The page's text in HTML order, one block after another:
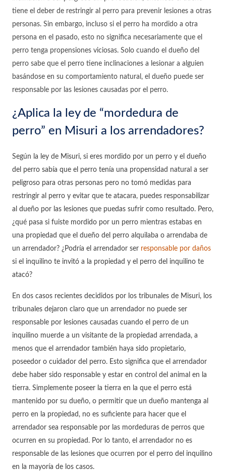
tiene el deber de restringir al perro para prevenir lesiones a otras
personas. Sin embargo, incluso si el perro ha mordido a otra
persona en el pasado, esto no significa necesariamente que el
perro tenga propensiones viciosas. Solo cuando el dueño del
perro sabe que el perro tiene inclinaciones a lesionar a alguien
basándose en su comportamiento natural, el dueño puede ser
responsable por las lesiones causadas por el perro.
¿Aplica la ley de “mordedura de
perro” en Misuri a los arrendadores?
Según la ley de Misuri, si eres mordido por un perro y el dueño
del perro sabía que el perro tenía una propensidad natural a ser
peligroso para otras personas pero no tomó medidas para
restringir al perro y evitar que te atacara, puedes responsabilizar
al dueño por las lesiones que puedas sufrir como resultado. Pero,
¿qué pasa si fuiste mordido por un perro mientras estabas en
una propiedad que el dueño del perro alquilaba o arrendaba de
un arrendador? ¿Podría el arrendador ser responsable por daños
si el inquilino te invitó a la propiedad y el perro del inquilino te
atacó?
En dos casos recientes decididos por los tribunales de Misuri, los
tribunales dejaron claro que un arrendador no puede ser
responsable por lesiones causadas cuando el perro de un
inquilino muerde a un visitante de la propiedad arrendada, a
menos que el arrendador también haya sido propietario,
poseedor o cuidador del perro. Esto significa que el arrendador
debe haber sido responsable y estar en control del animal en la
tierra. Simplemente poseer la tierra en la que el perro está
mantenido por su dueño, o permitir que un dueño mantenga al
perro en la propiedad, no es suficiente para hacer que el
arrendador sea responsable por las mordeduras de perros que
ocurren en su propiedad. Por lo tanto, el arrendador no es
responsable de las lesiones que ocurren por el perro del inquilino
en la mayoría de los casos.